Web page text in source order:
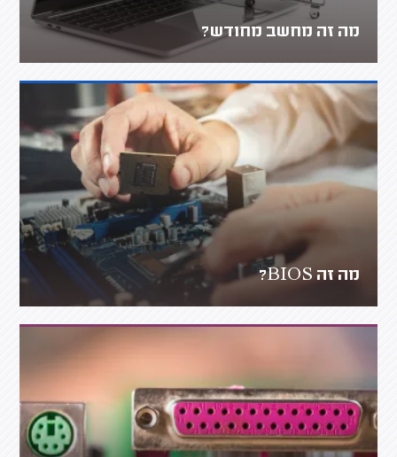
מה זה מחשב מחודש?
מה זה BIOS?